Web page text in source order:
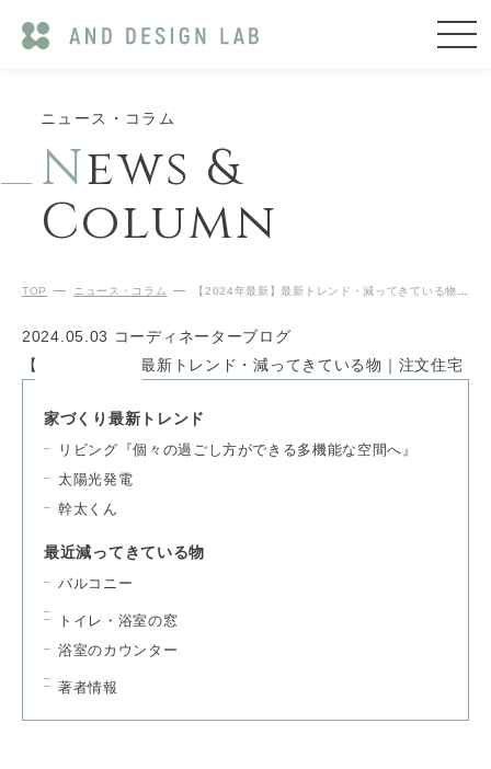
ニュース・コラム
News &
Column
TOP ニュース・コラム 【2024年最新】最新トレンド・減ってきている物｜注文住宅
2024.05.03 コーディネーターブログ
【2024年最新】最新トレンド・減ってきている物｜注文住宅
家づくり最新トレンド
リビング『個々の過ごし方ができる多機能な空間へ』
太陽光発電
幹太くん
最近減ってきている物
バルコニー
トイレ・浴室の窓
浴室のカウンター
著者情報